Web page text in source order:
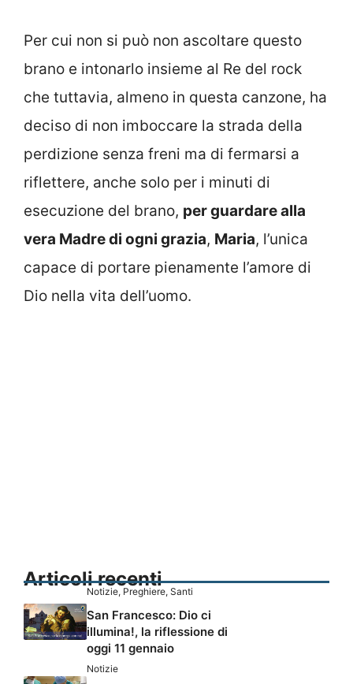
Per cui non si può non ascoltare questo
brano e intonarlo insieme al Re del rock
che tuttavia, almeno in questa canzone, ha
deciso di non imboccare la strada della
perdizione senza freni ma di fermarsi a
riflettere, anche solo per i minuti di
esecuzione del brano, per guardare alla
vera Madre di ogni grazia, Maria, l’unica
capace di portare pienamente l’amore di
Dio nella vita dell’uomo.
Articoli recenti
Notizie, Preghiere, Santi
San Francesco: Dio ci
illumina!, la riflessione di
oggi 11 gennaio
Notizie